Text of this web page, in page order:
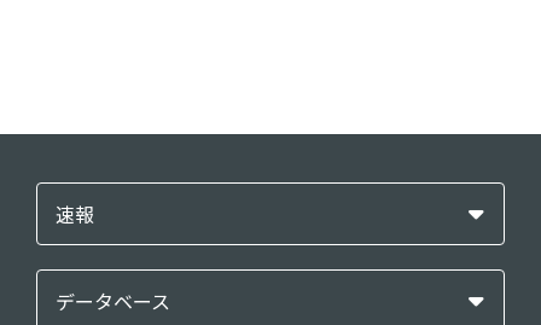
速報
データベース